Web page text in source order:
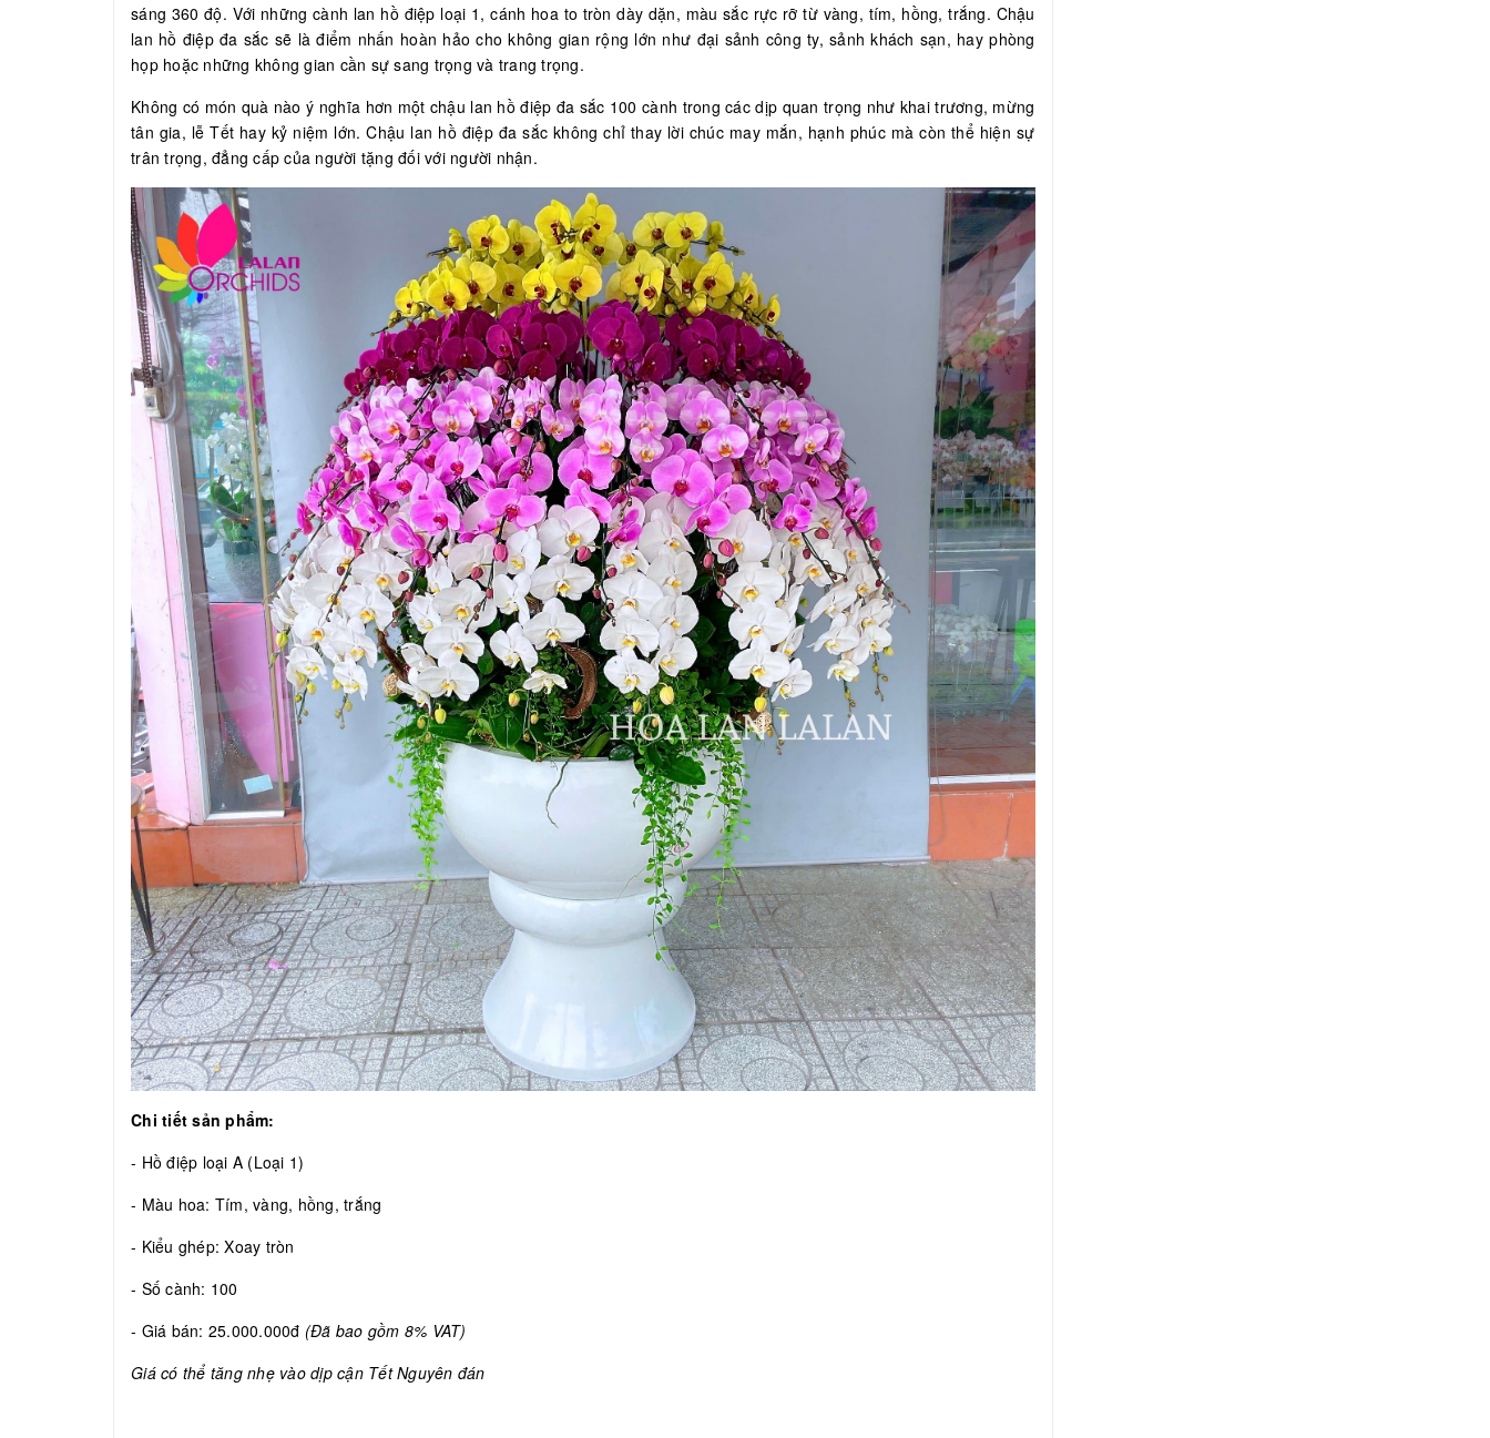
sáng 360 độ. Với những cành lan hồ điệp loại 1, cánh hoa to tròn dày dặn, màu sắc rực rỡ từ vàng, tím, hồng, trắng. Chậu
lan hồ điệp đa sắc sẽ là điểm nhấn hoàn hảo cho không gian rộng lớn như đại sảnh công ty, sảnh khách sạn, hay phòng
họp hoặc những không gian cần sự sang trọng và trang trọng.
Không có món quà nào ý nghĩa hơn một chậu lan hồ điệp đa sắc 100 cành trong các dịp quan trọng như khai trương, mừng
tân gia, lễ Tết hay kỷ niệm lớn. Chậu lan hồ điệp đa sắc không chỉ thay lời chúc may mắn, hạnh phúc mà còn thể hiện sự
trân trọng, đẳng cấp của người tặng đối với người nhận.
Chi tiết sản phẩm:
- Hồ điệp loại A (Loại 1)
- Màu hoa: Tím, vàng, hồng, trắng
- Kiểu ghép: Xoay tròn
- Số cành: 100
- Giá bán: 25.000.000đ (Đã bao gồm 8% VAT)
Giá có thể tăng nhẹ vào dịp cận Tết Nguyên đán